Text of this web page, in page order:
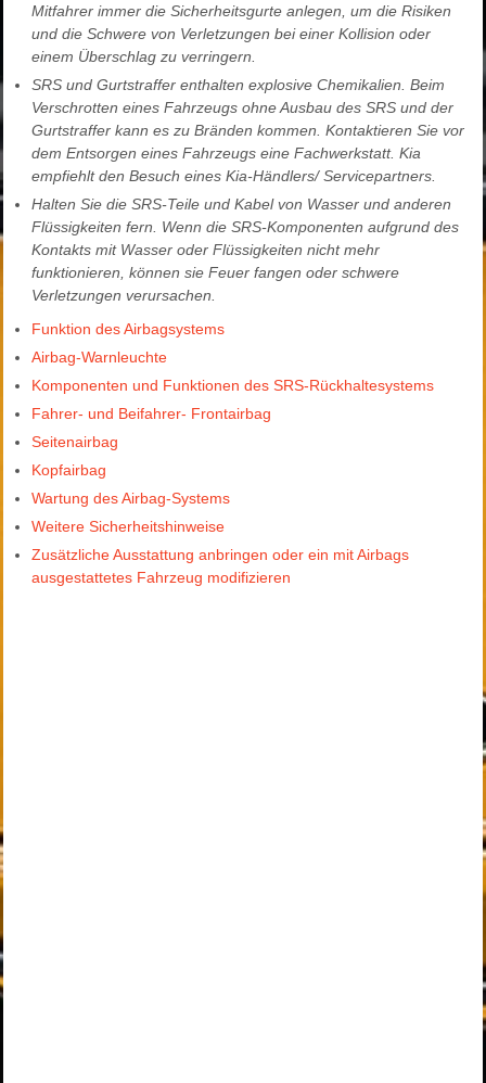
Mitfahrer immer die Sicherheitsgurte anlegen, um die Risiken
und die Schwere von Verletzungen bei einer Kollision oder
einem Überschlag zu verringern.
SRS und Gurtstraffer enthalten explosive Chemikalien. Beim
Verschrotten eines Fahrzeugs ohne Ausbau des SRS und der
Gurtstraffer kann es zu Bränden kommen. Kontaktieren Sie vor
dem Entsorgen eines Fahrzeugs eine Fachwerkstatt. Kia
empfiehlt den Besuch eines Kia-Händlers/ Servicepartners.
Halten Sie die SRS-Teile und Kabel von Wasser und anderen
Flüssigkeiten fern. Wenn die SRS-Komponenten aufgrund des
Kontakts mit Wasser oder Flüssigkeiten nicht mehr
funktionieren, können sie Feuer fangen oder schwere
Verletzungen verursachen.
Funktion des Airbagsystems
Airbag-Warnleuchte
Komponenten und Funktionen des SRS-Rückhaltesystems
Fahrer- und Beifahrer- Frontairbag
Seitenairbag
Kopfairbag
Wartung des Airbag-Systems
Weitere Sicherheitshinweise
Zusätzliche Ausstattung anbringen oder ein mit Airbags
ausgestattetes Fahrzeug modifizieren